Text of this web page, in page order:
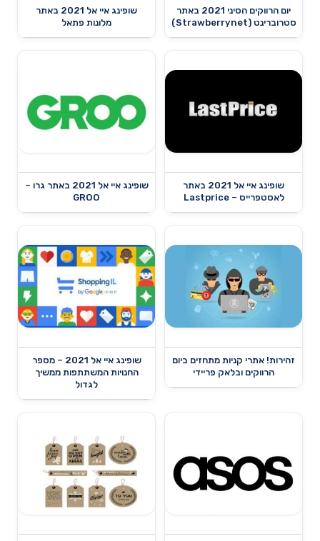
יום הרווקים הסיני 2021 באתר
סטרוברינט (Strawberrynet)
שופינג איי אל 2021 באתר
מלונות פתאל
שופינג איי אל 2021 באתר
לאסטפרייס – Lastprice
שופינג איי אל 2021 באתר גרו –
GROO
זהירות! אתרי קניות מתחזים ביום
הרווקים ובלאק פריידי
שופינג איי אל 2021 – מספר
החנויות המשתתפות ממשיך
לגדול